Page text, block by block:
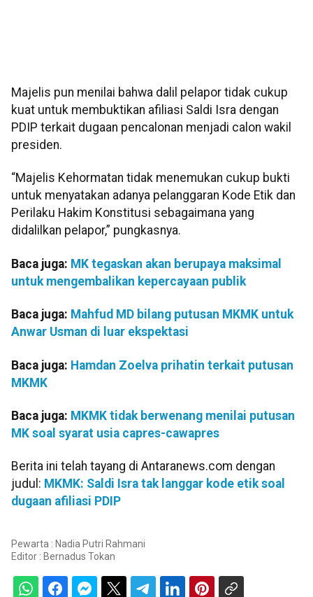
Majelis pun menilai bahwa dalil pelapor tidak cukup
kuat untuk membuktikan afiliasi Saldi Isra dengan
PDIP terkait dugaan pencalonan menjadi calon wakil
presiden.
“Majelis Kehormatan tidak menemukan cukup bukti
untuk menyatakan adanya pelanggaran Kode Etik dan
Perilaku Hakim Konstitusi sebagaimana yang
didalilkan pelapor,” pungkasnya.
Baca juga: MK tegaskan akan berupaya maksimal
untuk mengembalikan kepercayaan publik
Baca juga: Mahfud MD bilang putusan MKMK untuk
Anwar Usman di luar ekspektasi
Baca juga: Hamdan Zoelva prihatin terkait putusan
MKMK
Baca juga: MKMK tidak berwenang menilai putusan
MK soal syarat usia capres-cawapres
Berita ini telah tayang di Antaranews.com dengan
judul: MKMK: Saldi Isra tak langgar kode etik soal
dugaan afiliasi PDIP
Pewarta : Nadia Putri Rahmani
Editor : Bernadus Tokan